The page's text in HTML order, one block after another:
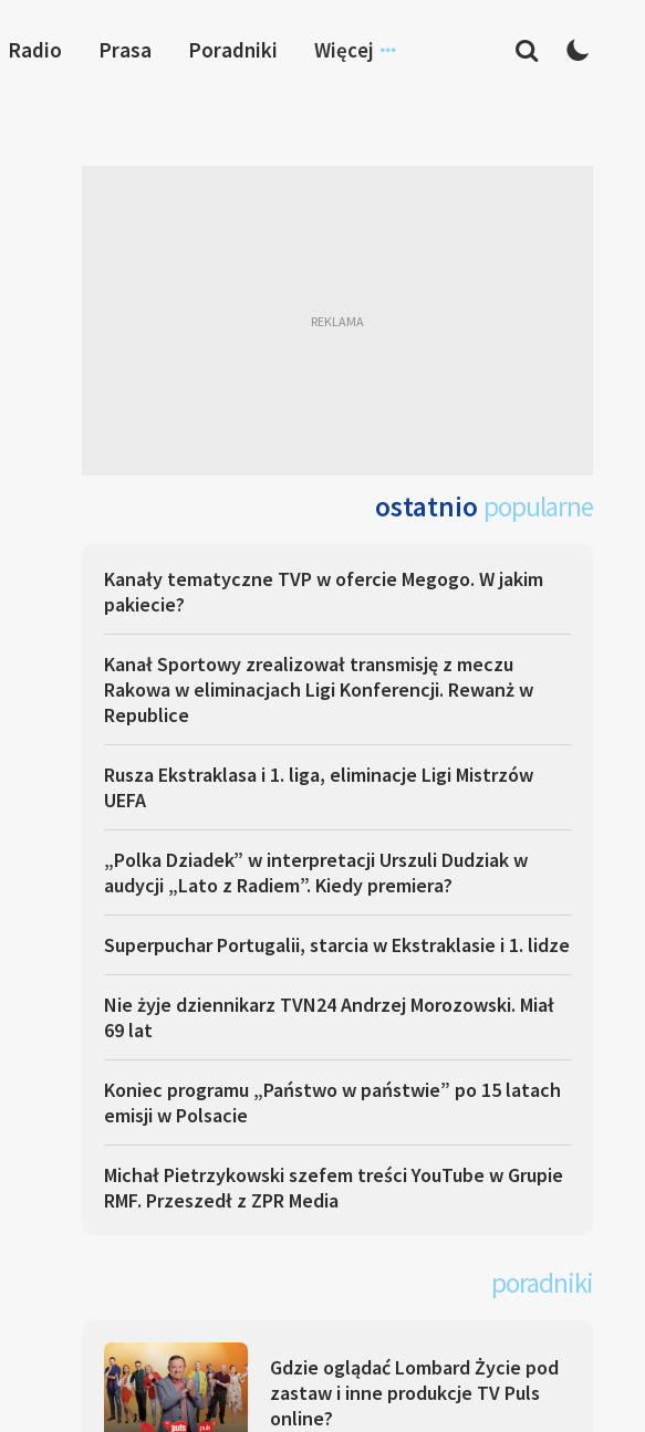
Radio Prasa Poradniki Więcej
ostatnio popularne
Kanały tematyczne TVP w ofercie Megogo. W jakim
pakiecie?
Kanał Sportowy zrealizował transmisję z meczu
Rakowa w eliminacjach Ligi Konferencji. Rewanż w
Republice
Rusza Ekstraklasa i 1. liga, eliminacje Ligi Mistrzów
UEFA
„Polka Dziadek” w interpretacji Urszuli Dudziak w
audycji „Lato z Radiem”. Kiedy premiera?
Superpuchar Portugalii, starcia w Ekstraklasie i 1. lidze
Nie żyje dziennikarz TVN24 Andrzej Morozowski. Miał
69 lat
Koniec programu „Państwo w państwie” po 15 latach
emisji w Polsacie
Michał Pietrzykowski szefem treści YouTube w Grupie
RMF. Przeszedł z ZPR Media
poradniki
Gdzie oglądać Lombard Życie pod
zastaw i inne produkcje TV Puls
online?